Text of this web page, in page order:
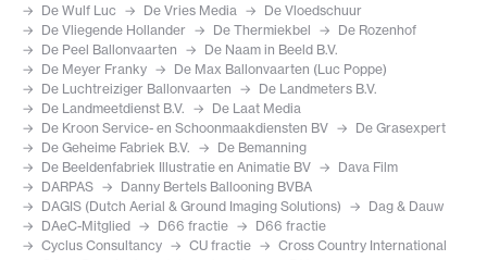
De Wulf Luc
De Vries Media
De Vloedschuur
De Vliegende Hollander
De Thermiekbel
De Rozenhof
De Peel Ballonvaarten
De Naam in Beeld B.V.
De Meyer Franky
De Max Ballonvaarten (Luc Poppe)
De Luchtreiziger Ballonvaarten
De Landmeters B.V.
De Landmeetdienst B.V.
De Laat Media
De Kroon Service- en Schoonmaakdiensten BV
De Grasexpert
De Geheime Fabriek B.V.
De Bemanning
De Beeldenfabriek Illustratie en Animatie BV
Dava Film
DARPAS
Danny Bertels Ballooning BVBA
DAGIS (Dutch Aerial & Ground Imaging Solutions)
Dag & Dauw
DAeC-Mitglied
D66 fractie
D66 fractie
Cyclus Consultancy
CU fractie
Cross Country International